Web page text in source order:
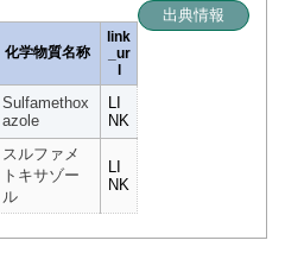
出典情報
化学物質名称
link
_ur
l
Sulfamethox
azole
LI
NK
スルファメ
トキサゾー
ル
LI
NK